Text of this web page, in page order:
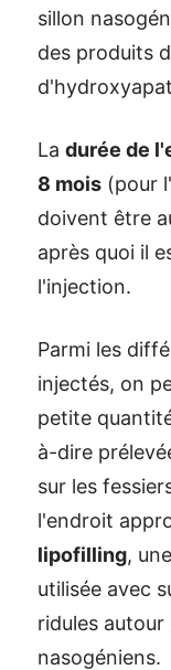
sillon
des produits
La durée de
8 mois (pour
doivent être
après quoi il
l'injection.
Parmi les
injectés, on
petite
à-dire
sur les
l'endroit
lipofilling,
utilisée avec
ridules autour
nasogéniens.